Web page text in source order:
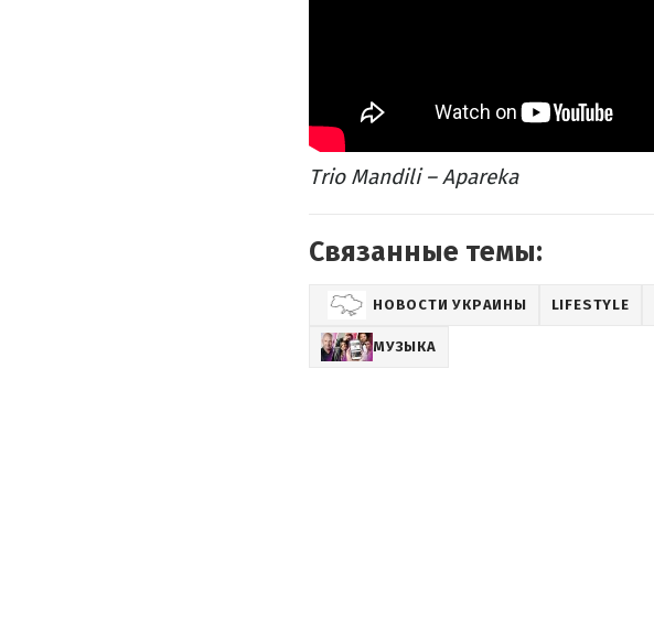
Trio Mandili – Apareka
Связанные темы:
НОВОСТИ УКРАИНЫ LIFESTYLE
МУЗЫКА